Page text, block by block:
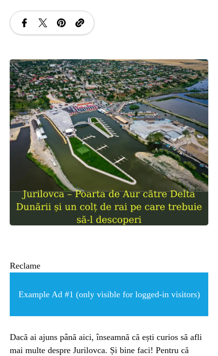
Reclame
Example Ad #1 (only visible for logged-in visitors)
Dacă ai ajuns până aici, înseamnă că ești curios să afli
mai multe despre Jurilovca. Și bine faci! Pentru că
INGRIJIRE
ISTORIE
NATURĂ
STIRI
ȘTIINȚA
ANIMALE
INSTALEAZ
A
APLICATIA